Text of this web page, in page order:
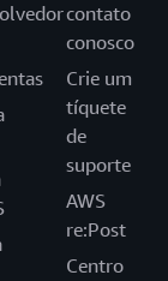
contato
conosco
Crie um
tíquete
de
suporte
AWS
re:Post
Centro